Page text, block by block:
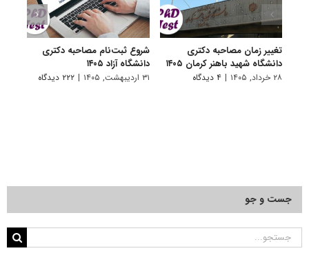
تغییر زمان مصاحبه دکتری
دانشگاه شهید باهنر کرمان ۱۴۰۵
۲۸ خرداد, ۱۴۰۵ | ۴ دیدگاه
شروع ثبت‌نام مصاحبه دکتری
دانشگاه آزاد ۱۴۰۵
۳۱ اردیبهشت, ۱۴۰۵ | ۲۲۲ دیدگاه
جست و جو
جستجو